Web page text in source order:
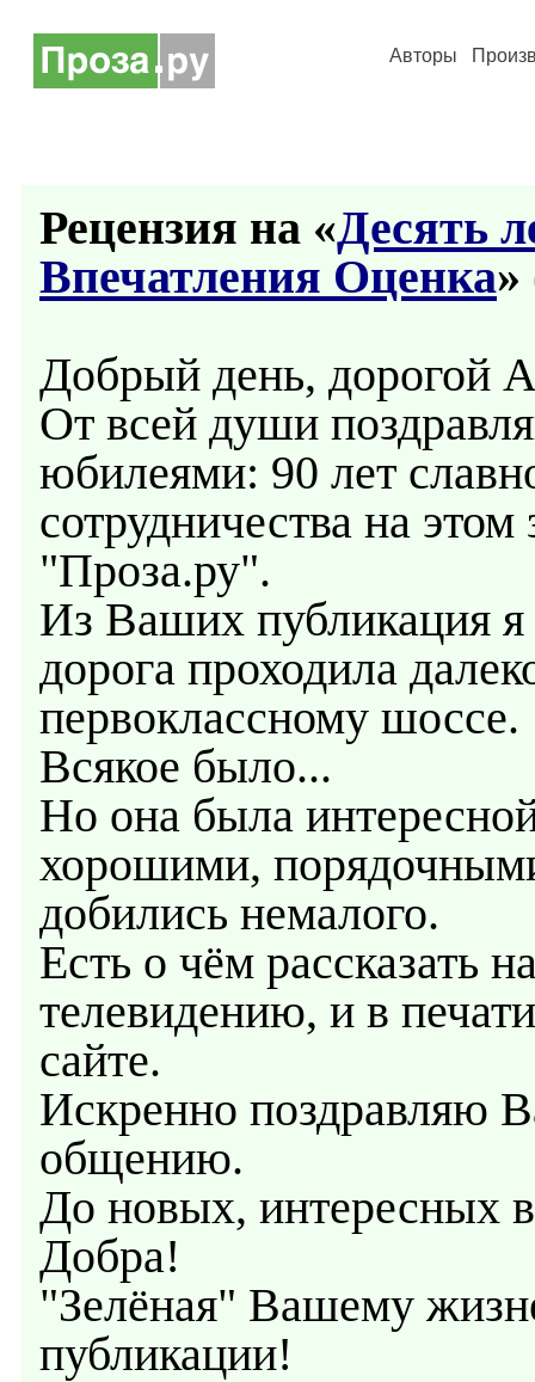
Авторы
Рецензия на «Десять
Впечатления Оценка»
Добрый день, дорогой
От всей души
юбилеями: 90 лет
сотрудничества на
"Проза.ру".
Из Ваших публикация
дорога проходила
первоклассному шоссе.
Всякое было...
Но она была
хорошими,
добились немалого.
Есть о чём рассказать
телевидению, и в
сайте.
Искренно поздравляю
общению.
До новых, интересных
Добра!
"Зелёная" Вашему
публикации!